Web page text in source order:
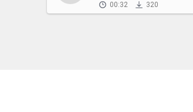
00:32 320